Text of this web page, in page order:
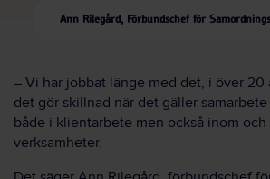
Ann Rilegård, Förbundschef för
– Vi har jobbat länge med det, i över 20
det gör skillnad när det gäller
både i klientarbete men också inom och
verksamheter.